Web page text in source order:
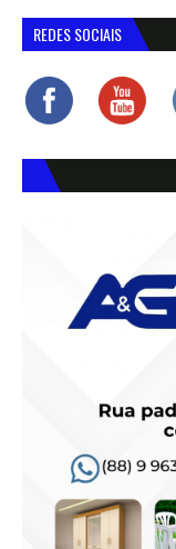
REDES SOCIAIS